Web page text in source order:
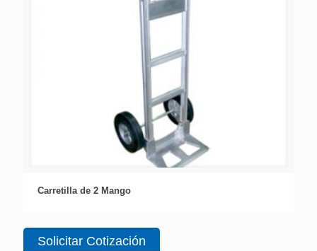
Carretilla de 2 Mango
Solicitar Cotización